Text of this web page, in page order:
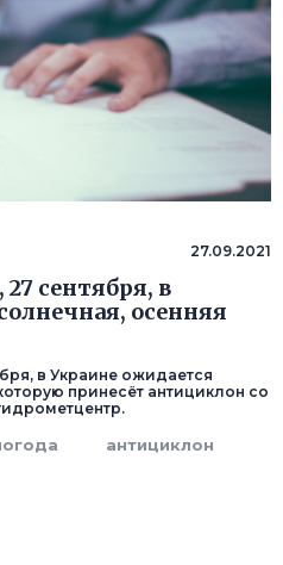
27.09.2021
сентября, в
осенняя
в Украине ожидается
принесёт антициклон со
антициклон